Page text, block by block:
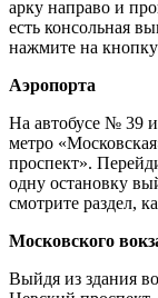
арку направо и
есть консольная
нажмите на
Аэропорта
На автобусе № 39
метро
проспект».
одну остановку
смотрите раздел,
Московского
Выйдя из здания